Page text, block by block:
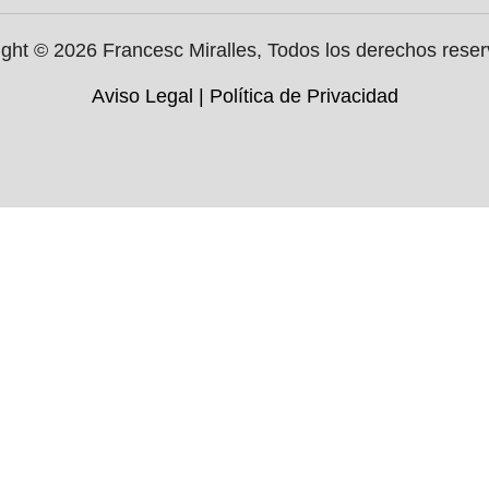
© 2026 Francesc Miralles, Todos los derechos
Aviso Legal | Política de Privacidad